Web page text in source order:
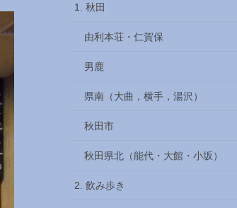
1. 秋田
由利本荘・仁賀保
男鹿
県南（大曲，横手，湯沢）
秋田市
秋田県北（能代・大館・小坂）
2. 飲み歩き